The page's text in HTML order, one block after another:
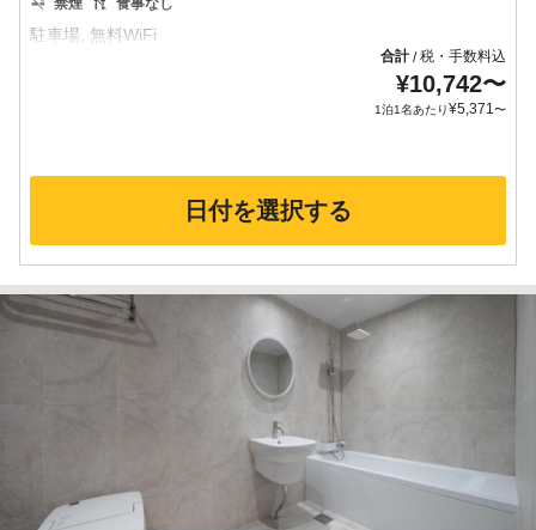
禁煙 食事なし
合計/税・手数料込
¥10,742〜
1泊1名あたり¥5,371〜
日付を選択する